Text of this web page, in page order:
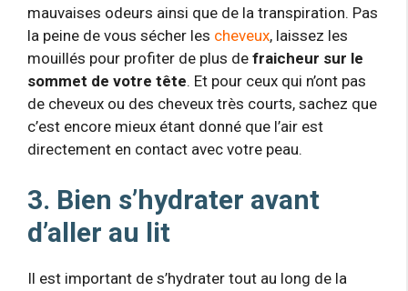
mauvaises odeurs ainsi que de la transpiration. Pas
la peine de vous sécher les cheveux, laissez les
mouillés pour profiter de plus de fraicheur sur le
sommet de votre tête. Et pour ceux qui n’ont pas
de cheveux ou des cheveux très courts, sachez que
c’est encore mieux étant donné que l’air est
directement en contact avec votre peau.
3. Bien s’hydrater avant
d’aller au lit
Il est important de s’hydrater tout au long de la